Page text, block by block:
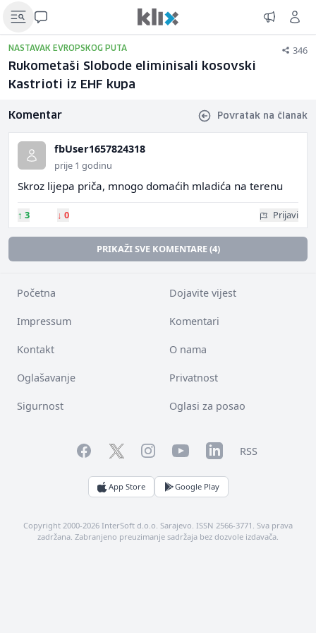
NASTAVAK EVROPSKOG PUTA 346
Rukometaši Slobode eliminisali kosovski
Kastrioti iz EHF kupa
Komentar Povratak na članak
fbUser1657824318
prije 1 godinu
Skroz lijepa priča, mnogo domaćih mladića na terenu
↑ 3 ↓ 0 Prijavi
PRIKAŽI SVE KOMENTARE (4)
Početna Dojavite vijest
Impressum Komentari
Kontakt O nama
Oglašavanje Privatnost
Sigurnost Oglasi za posao
FacebookTwitterInstagramYouTubeLinkedInRSS
App Store Google Play
Copyright 2000-2026 InterSoft d.o.o. Sarajevo. ISSN 2566-3771. Sva prava
zadržana. Zabranjeno preuzimanje sadržaja bez dozvole izdavača.